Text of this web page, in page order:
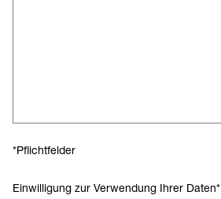
*Pflichtfelder
Einwilligung zur Verwendung Ihrer Daten*